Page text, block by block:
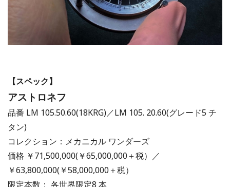
【スペック】
アストロネフ
品番 LM 105.50.60(18KRG)／LM 105. 20.60(グレード5 チ
タン)
コレクション：メカニカル ワンダーズ
価格 ￥71,500,000(￥65,000,000＋税）／
￥63,800,000(￥58,000,000＋税）
限定本数： 各世界限定8 本